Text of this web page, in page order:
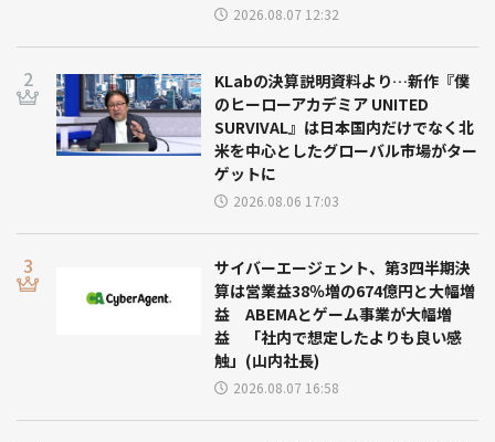
2026.08.07 12:32
KLabの決算説明資料より…新作『僕
のヒーローアカデミア UNITED
SURVIVAL』は日本国内だけでなく北
米を中心としたグローバル市場がター
ゲットに
2026.08.06 17:03
サイバーエージェント、第3四半期決
算は営業益38％増の674億円と大幅増
益 ABEMAとゲーム事業が大幅増
益 「社内で想定したよりも良い感
触」(山内社長)
2026.08.07 16:58